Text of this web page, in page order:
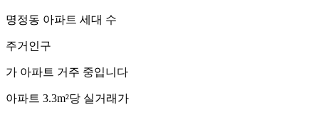
명정동 아파트 세대 수
주거인구
가 아파트 거주 중입니다
아파트 3.3m²당 실거래가